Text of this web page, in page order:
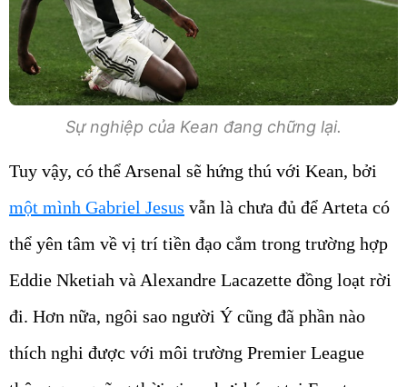
Sự nghiệp của Kean đang chững lại.
Tuy vậy, có thể Arsenal sẽ hứng thú với Kean, bởi
một mình Gabriel Jesus vẫn là chưa đủ để Arteta có
thể yên tâm về vị trí tiền đạo cắm trong trường hợp
Eddie Nketiah và Alexandre Lacazette đồng loạt rời
đi. Hơn nữa, ngôi sao người Ý cũng đã phần nào
thích nghi được với môi trường Premier League